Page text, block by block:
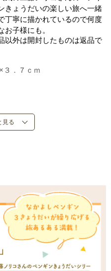
きょうだいの楽しい旅へ一緒
丁寧に描かれているので何度
お子様にも。
以外は開封したものは返品で
３．７ｃｍ
月発売
見る